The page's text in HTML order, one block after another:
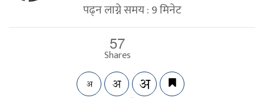
पढ्न लाग्ने समय :9मिनेट
57
Shares